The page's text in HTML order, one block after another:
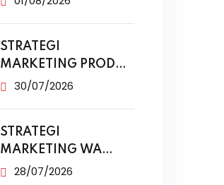
STRATEGI
MARKETING PRODUK
MODAL KECIL TANPA
30/07/2026
STRATEGI
MARKETING WA
BUSINESS UNTUK
28/07/2026